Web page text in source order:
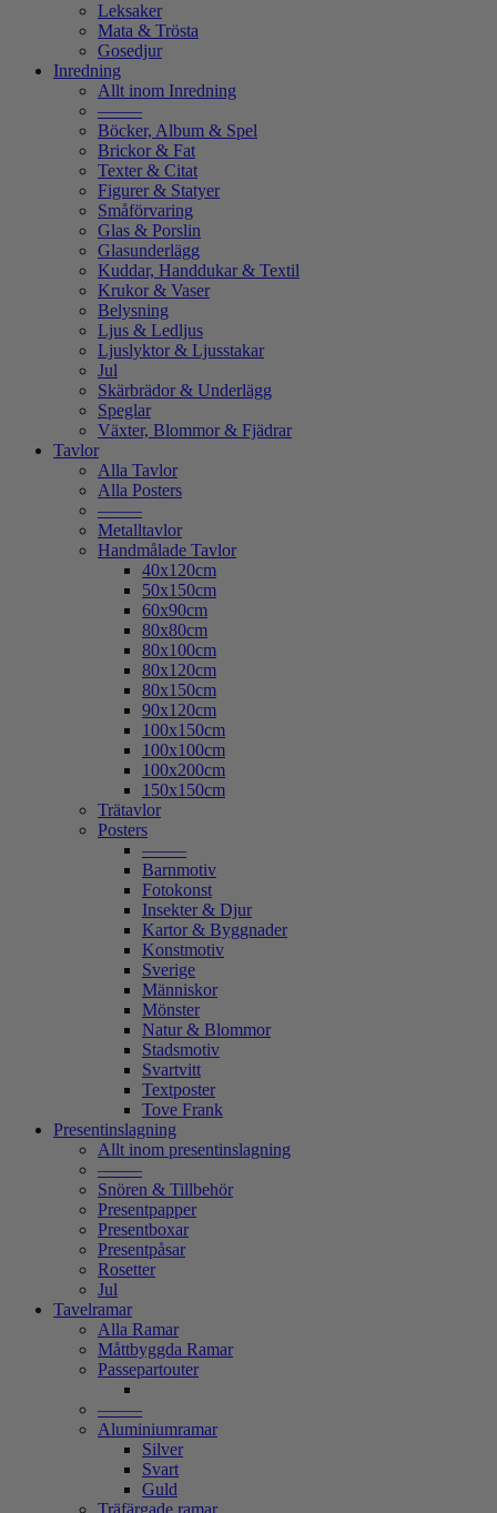
Leksaker
Mata & Trösta
Gosedjur
Inredning
Allt inom Inredning
——–
Böcker, Album & Spel
Brickor & Fat
Texter & Citat
Figurer & Statyer
Småförvaring
Glas & Porslin
Glasunderlägg
Kuddar, Handdukar & Textil
Krukor & Vaser
Belysning
Ljus & Ledljus
Ljuslyktor & Ljusstakar
Jul
Skärbrädor & Underlägg
Speglar
Växter, Blommor & Fjädrar
Tavlor
Alla Tavlor
Alla Posters
——–
Metalltavlor
Handmålade Tavlor
40x120cm
50x150cm
60x90cm
80x80cm
80x100cm
80x120cm
80x150cm
90x120cm
100x150cm
100x100cm
100x200cm
150x150cm
Trätavlor
Posters
——–
Barnmotiv
Fotokonst
Insekter & Djur
Kartor & Byggnader
Konstmotiv
Sverige
Människor
Mönster
Natur & Blommor
Stadsmotiv
Svartvitt
Textposter
Tove Frank
Presentinslagning
Allt inom presentinslagning
——–
Snören & Tillbehör
Presentpapper
Presentboxar
Presentpåsar
Rosetter
Jul
Tavelramar
Alla Ramar
Måttbyggda Ramar
Passepartouter
——–
Aluminiumramar
Silver
Svart
Guld
Träfärgade ramar